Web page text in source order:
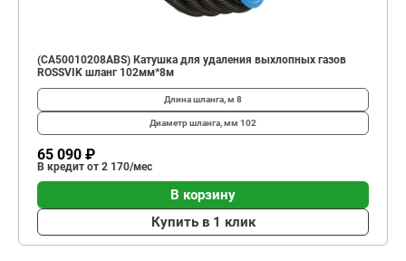
(CA50010208ABS) Катушка для удаления выхлопных газов
ROSSVIK шланг 102мм*8м
Длина шланга, м 8
Диаметр шланга, мм 102
65 090 ₽
В кредит от 2 170/мес
В корзину
Купить в 1 клик